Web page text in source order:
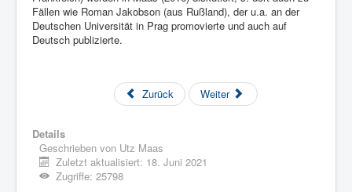
Fällen wie Roman Jakobson (aus Rußland), der u.a. an der
Deutschen Universität in Prag promovierte und auch auf
Deutsch publizierte.
Zurück Weiter
Details
Geschrieben von Utz Maas
Zuletzt aktualisiert: 18. Juni 2021
Zugriffe: 25798